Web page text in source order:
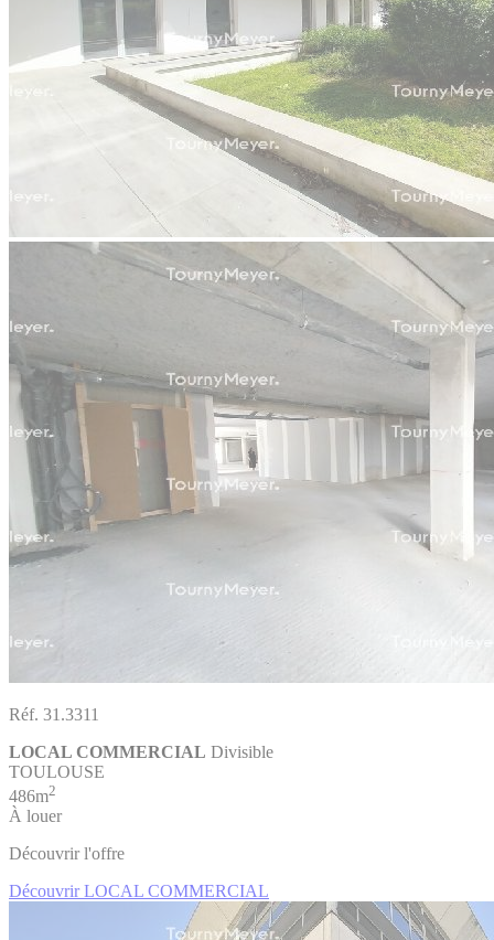
Réf. 31.3311
LOCAL COMMERCIAL Divisible
TOULOUSE
486m2
À louer
Découvrir l'offre
Découvrir LOCAL COMMERCIAL